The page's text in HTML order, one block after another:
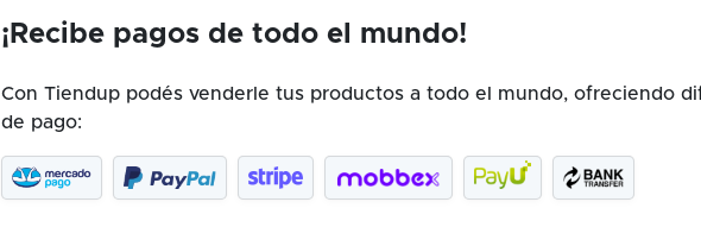
¡Recibe pagos de todo el mundo!
Con Tiendup podés venderle tus productos a todo el mundo, ofreciendo
de pago: